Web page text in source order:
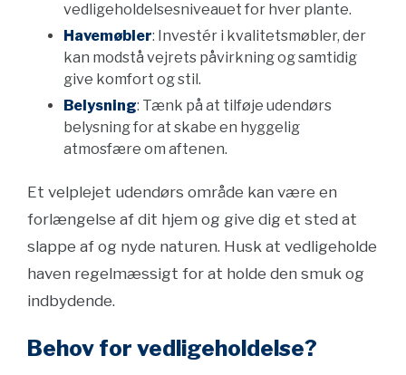
vedligeholdelsesniveauet for hver plante.
Havemøbler: Investér i kvalitetsmøbler, der
kan modstå vejrets påvirkning og samtidig
give komfort og stil.
Belysning: Tænk på at tilføje udendørs
belysning for at skabe en hyggelig
atmosfære om aftenen.
Et velplejet udendørs område kan være en
forlængelse af dit hjem og give dig et sted at
slappe af og nyde naturen. Husk at vedligeholde
haven regelmæssigt for at holde den smuk og
indbydende.
Behov for vedligeholdelse?